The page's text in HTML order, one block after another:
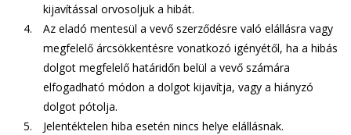
kijavítással orvosoljuk a hibát.
Az eladó mentesül a vevő szerződésre való elállásra vagy
megfelelő árcsökkentésre vonatkozó igényétől, ha a hibás
dolgot megfelelő határidőn belül a vevő számára
elfogadható módon a dolgot kijavítja, vagy a hiányzó
dolgot pótolja.
Jelentéktelen hiba esetén nincs helye elállásnak.